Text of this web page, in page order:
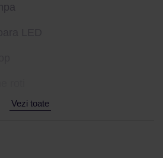
Vezi toate